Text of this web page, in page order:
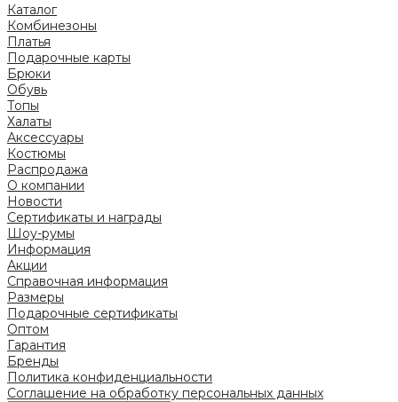
Каталог
Комбинезоны
Платья
Подарочные карты
Брюки
Обувь
Топы
Халаты
Аксессуары
Костюмы
Распродажа
О компании
Новости
Сертификаты и награды
Шоу-румы
Информация
Акции
Справочная информация
Размеры
Подарочные сертификаты
Оптом
Гарантия
Бренды
Политика конфиденциальности
Соглашение на обработку персональных данных